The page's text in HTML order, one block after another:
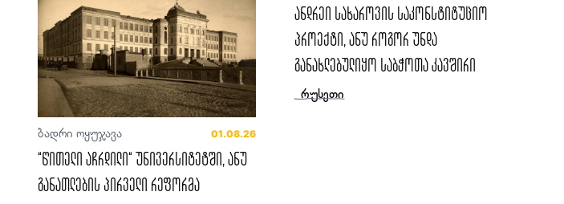
ბადრი ოყუჯავა 01.08.26
“წითელი აჩრდილი“ უნივერსიტეტში, ანუ
განათლების პირველი რეფორმა
ანდრეი სახაროვის საკონსტიტუციო
პროექტი, ანუ როგორ უნდა
განახლებულიყო საბჭოთა კავშირი
რუსეთი